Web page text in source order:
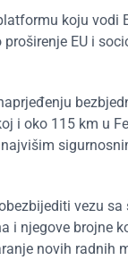
koju vodi
EU i
i oko 115 km u
vezu sa
i njegove brojne
novih radnih